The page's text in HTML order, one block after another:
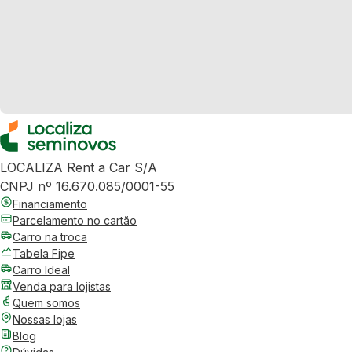
LOCALIZA Rent a Car S/A
CNPJ nº 16.670.085/0001-55
Financiamento
Parcelamento no cartão
Carro na troca
Tabela Fipe
Carro Ideal
Venda para lojistas
Quem somos
Nossas lojas
Blog